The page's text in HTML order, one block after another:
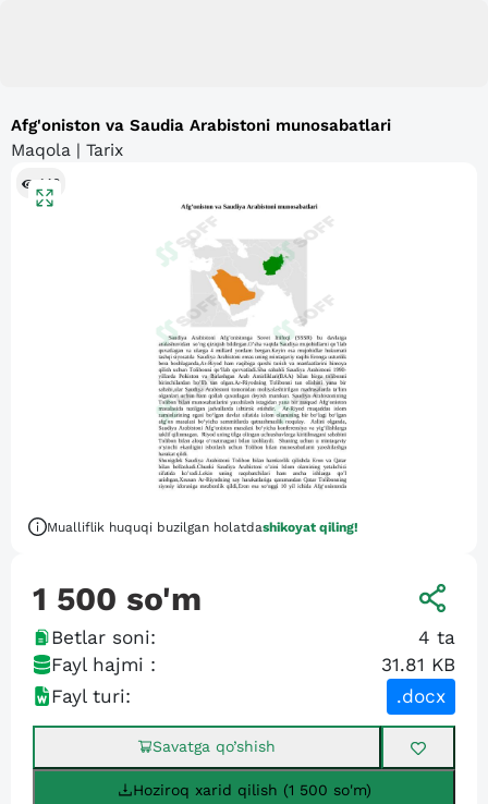
Afg'oniston va Saudia Arabistoni munosabatlari
Maqola | Tarix
146
Mualliflik huquqi buzilgan holatdashikoyat qiling!
1 500 so'm
Betlar soni: 4 ta
Fayl hajmi :
31.81 KB
Fayl turi:
.docx
Savatga qo’shish
Hoziroq xarid qilish (1 500 so'm)